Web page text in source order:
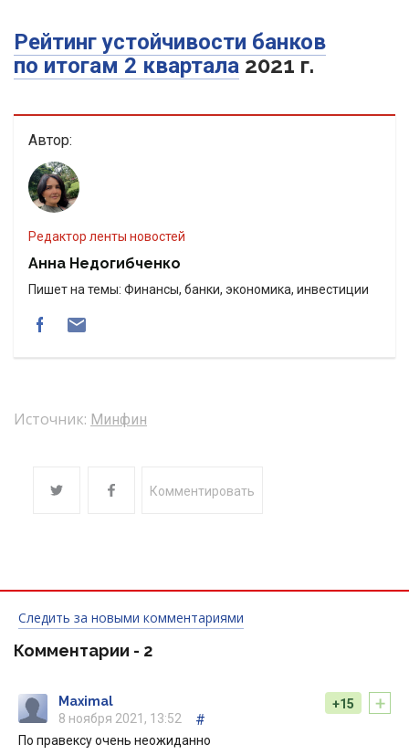
Рейтинг устойчивости банков
по итогам 2 квартала 2021 г.
Автор:
Редактор ленты новостей
Анна Недогибченко
Пишет на темы: Финансы, банки, экономика, инвестиции
Источник: Минфин
Комментировать
Следить за новыми комментариями
Комментарии - 2
+
+15
Maximal
8 ноября 2021, 13:52
#
По правексу очень неожиданно